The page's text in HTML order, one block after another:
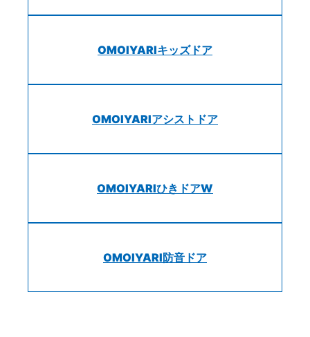
OMOIYARIキッズドア
OMOIYARIアシストドア
OMOIYARIひきドアW
OMOIYARI防音ドア